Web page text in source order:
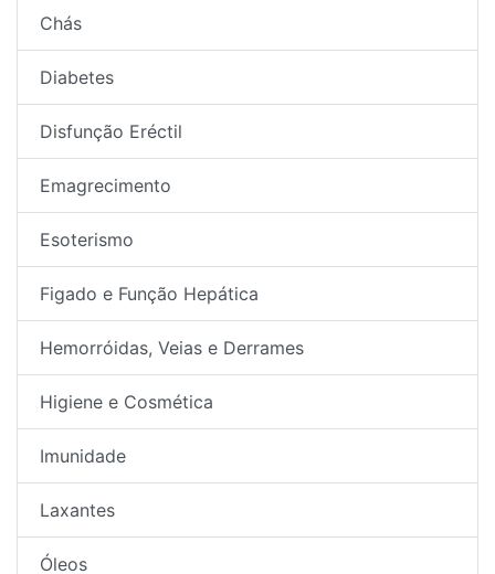
Chás
Diabetes
Disfunção Eréctil
Emagrecimento
Esoterismo
Figado e Função Hepática
Hemorróidas, Veias e Derrames
Higiene e Cosmética
Imunidade
Laxantes
Óleos